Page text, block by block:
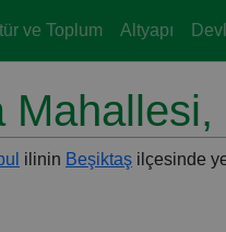
ve Toplum Altyapı
ilinin Beşiktaş ilçesinde